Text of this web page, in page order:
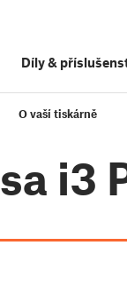
Díly&
O vaší tiskárně
i3